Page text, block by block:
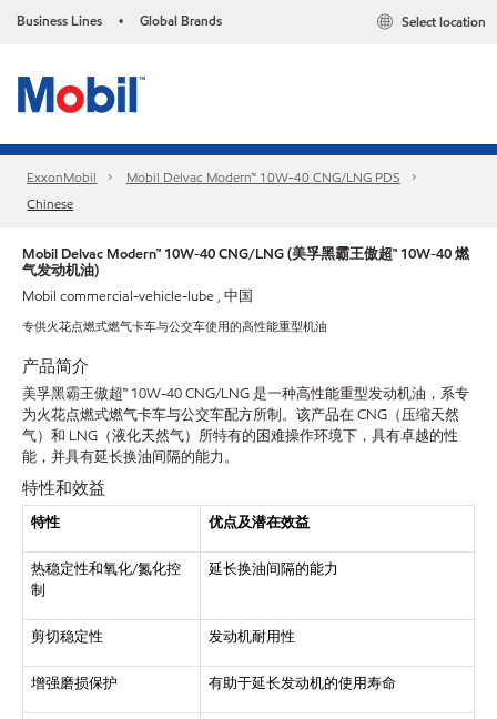
Business Lines • Global Brands Select location
ExxonMobil
Mobil Delvac Modern™ 10W-40 CNG/LNG PDS
Chinese
Mobil Delvac Modern™ 10W-40 CNG/LNG (美孚黑霸王傲超™ 10W-40 燃
气发动机油)
Mobil commercial-vehicle-lube , 中国
专供火花点燃式燃气卡车与公交车使用的高性能重型机油
产品简介
美孚黑霸王傲超™ 10W-40 CNG/LNG 是一种高性能重型发动机油，系专
为火花点燃式燃气卡车与公交车配方所制。该产品在 CNG（压缩天然
气）和 LNG（液化天然气）所特有的困难操作环境下，具有卓越的性
能，并具有延长换油间隔的能力。
特性和效益
特性 优点及潜在效益
热稳定性和氧化/氮化控
制
延长换油间隔的能力
剪切稳定性 发动机耐用性
增强磨损保护 有助于延长发动机的使用寿命